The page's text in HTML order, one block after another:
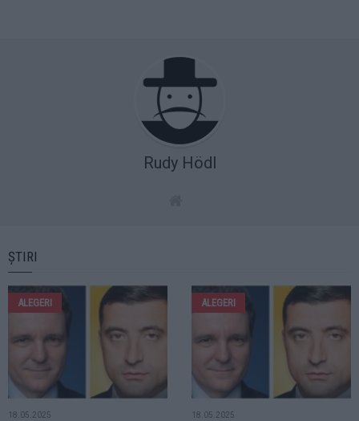
Rudy Hödl
ȘTIRI
ALEGERI
18.05.2025
ALEGERI
18.05.2025